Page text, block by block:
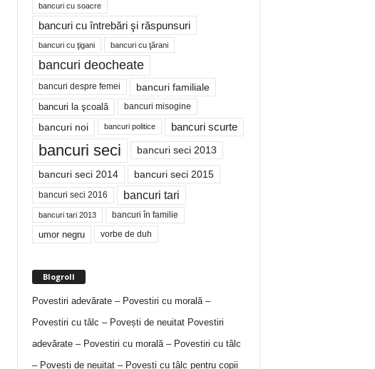
bancuri cu soacre
bancuri cu întrebări şi răspunsuri
bancuri cu ţigani bancuri cu ţărani
bancuri deocheate
bancuri despre femei bancuri familiale
bancuri la şcoală bancuri misogine
bancuri noi bancuri politice bancuri scurte
bancuri seci bancuri seci 2013
bancuri seci 2014 bancuri seci 2015
bancuri seci 2016 bancuri tari
bancuri tari 2013 bancuri în familie
umor negru vorbe de duh
Blogroll
Povestiri adevărate – Povestiri cu morală –
Povestiri cu tâlc – Povești de neuitatPovestiri
adevărate – Povestiri cu morală – Povestiri cu tâlc
– Povești de neuitat – Povești cu tâlc pentru copii